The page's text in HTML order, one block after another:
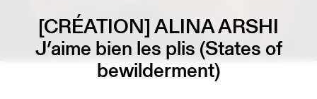
[CRÉATION] ALINA ARSHI
J’aime bien les plis (States of
bewilderment)